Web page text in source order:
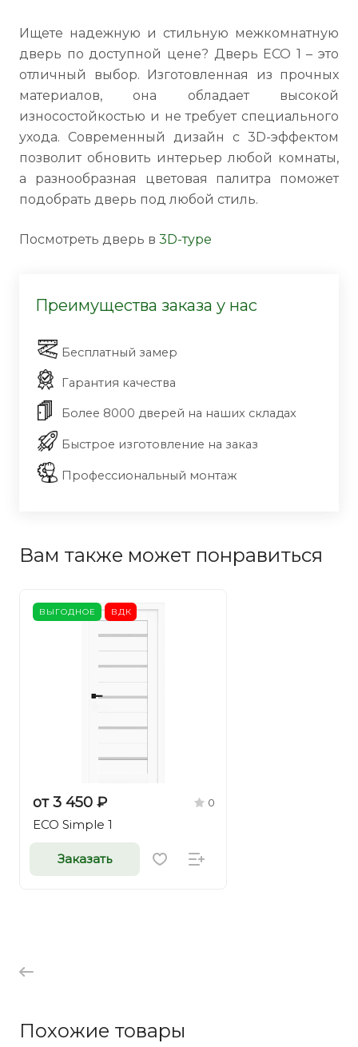
Ищете надежную и стильную межкомнатную
дверь по доступной цене? Дверь ECO 1 – это
отличный выбор. Изготовленная из прочных
материалов, она обладает высокой
износостойкостью и не требует специального
ухода. Современный дизайн с 3D-эффектом
позволит обновить интерьер любой комнаты,
а разнообразная цветовая палитра поможет
подобрать дверь под любой стиль.
Посмотреть дверь в 3D-туре
Преимущества заказа у нас
Бесплатный замер
Гарантия качества
Более 8000 дверей на наших складах
Быстрое изготовление на заказ
Профессиональный монтаж
Вам также может понравиться
ВЫГОДНОЕ ВДК
от 3 450 ₽ 0
ECO Simple 1
Заказать
Похожие товары